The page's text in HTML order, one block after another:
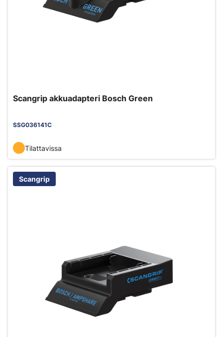
Scangrip akkuadapteri Bosch Green
SSG036141C
Tilattavissa
Scangrip